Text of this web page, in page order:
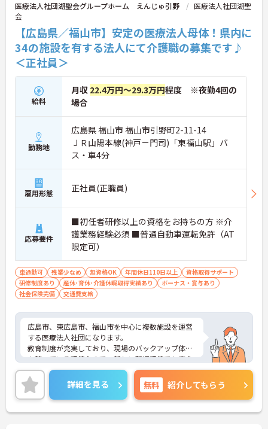
医療法人社団湖聖会グループホーム えんじゅ引野
医療法人社団湖聖
会
【広島県／福山市】安定の医療法人母体！県内に
34の施設を有する法人にて介護職の募集です♪
＜正社員＞
給料
月収 22.4万円～29.3万円程度 ※夜勤4回の
場合
勤務地
広島県 福山市 福山市引野町2-11-14
ＪＲ山陽本線(神戸－門司)「東福山駅」バ
ス・車4分
雇用形態 正社員(正職員)
応募要件
■初任者研修以上の資格をお持ちの方 ※介
護業務経験必須 ■普通自動車運転免許（AT
限定可）
車通勤可 残業少なめ 無資格OK 年間休日110日以上
資格取得サポート
研修制度あり
産休･育休･介護休暇取得実績あり
ボーナス・賞与あり
社会保険完備
交通費支給
広島市、東広島市、福山市を中心に複数施設を運営
する医療法人社団になります。
教育制度が充実しており、現場のバックアップ体制
も整っている環境なので、新しい職場環境でも安心
してお仕事を始めることができます。
ご興味ある方には、面接対策ポイントなど、さらに
詳細をお話しいたしますのでお気軽にご相談くださ
い！
詳細を見る 無料 紹介してもらう